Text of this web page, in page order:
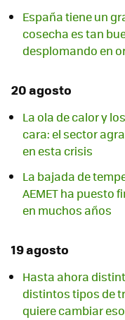
España tiene un
cosecha es tan
desplomando en
20 agosto
La ola de calor y
cara: el sector
en esta crisis
La bajada de
AEMET ha puesto
en muchos años
19 agosto
Hasta ahora
distintos tipos de
quiere cambiar eso